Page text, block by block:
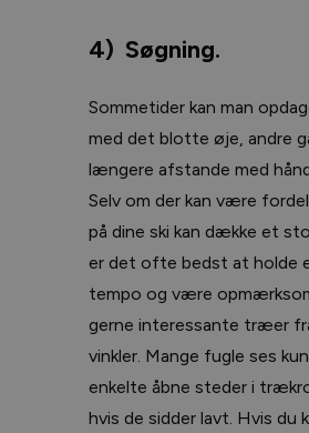
4) Søgning.
Sommetider kan man
med det blotte øje, andre
længere afstande med
Selv om der kan være
på dine ski kan dække et
er det ofte bedst at holde
tempo og være
gerne interessante træer
vinkler. Mange fugle ses
enkelte åbne steder i
hvis de sidder lavt. Hvis du